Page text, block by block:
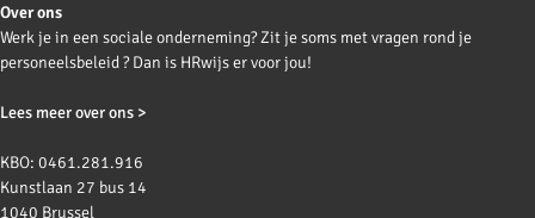
Over ons
Werk je in een sociale onderneming? Zit je soms met vragen rond je
personeelsbeleid ? Dan is HRwijs er voor jou!
Lees meer over ons >
KBO: 0461.281.916
Kunstlaan 27 bus 14
1040 Brussel